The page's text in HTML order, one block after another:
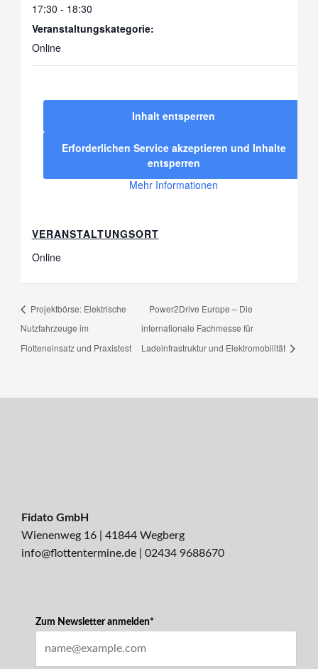
17:30 - 18:30
Veranstaltungskategorie:
Online
VERANSTALTUNGSORT
Online
Inhalt entsperren
Erforderlichen Service akzeptieren und Inhalte
entsperren
Mehr Informationen
Projektbörse: Elektrische
Nutzfahrzeuge im
Flotteneinsatz und Praxistest
Power2Drive Europe – Die
internationale Fachmesse für
Ladeinfrastruktur und Elektromobilität
Fidato GmbH
Wienenweg 16 | 41844 Wegberg
info@flottentermine.de
02434 9688670
Zum Newsletter anmelden*